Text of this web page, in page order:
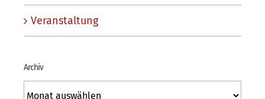
Veranstaltung
Archiv
Archiv